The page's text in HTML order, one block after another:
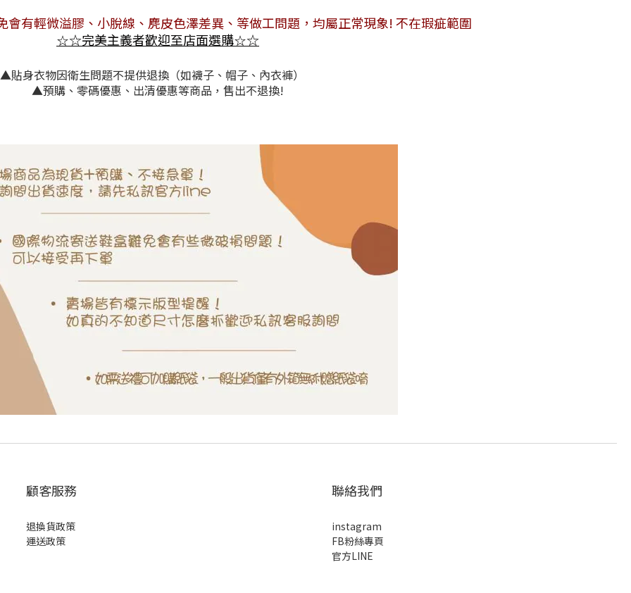
會有輕微溢膠、小脫線、麂皮色澤差異 、等做工問題，均屬正常現象! 不在瑕疵範圍
☆☆完美主義者歡迎至店面選購☆☆
▲貼身衣物因衛生問題不提供退換（如襪子、帽子、內衣褲）
▲預購、零碼優惠、出清優惠等商品，售出不退換!
顧客服務
退換貨政策
運送政策
聯絡我們
instagram
FB粉絲專頁
官方LINE